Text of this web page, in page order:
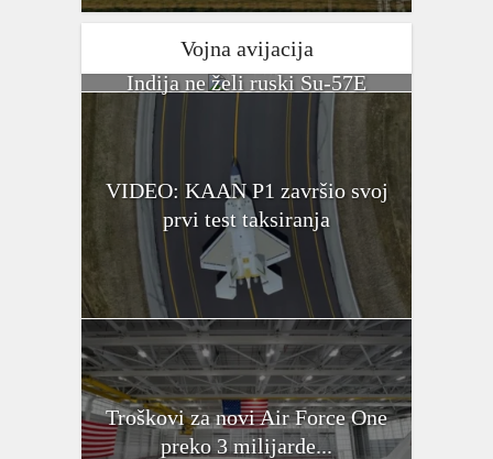
Vojna avijacija
Indija ne želi ruski Su-57E
VIDEO: KAAN P1 završio svoj
prvi test taksiranja
Troškovi za novi Air Force One
preko 3 milijarde...